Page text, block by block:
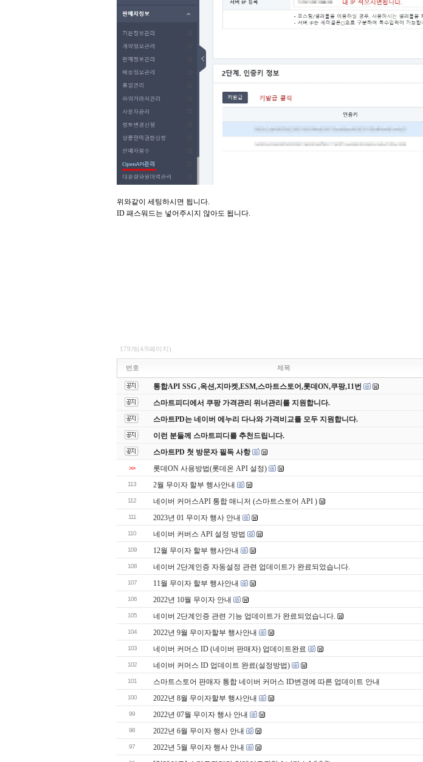
위와같이 세팅하시면 됩니다.
ID 패스워드는 넣어주시지 않아도 됩니다.
179개(4/9페이지)
번호 제목
통합API SSG ,옥션,지마켓,ESM,스마트스토어,롯데ON,쿠팡,11번
스마트피디에서 쿠팡 가격관리 위너관리를 지원합니다.
스마트PD는 네이버 에누리 다나와 가격비교를 모두 지원합니다.
이런 분들께 스마트피디를 추천드립니다.
스마트PD 첫 방문자 필독 사항
>> 롯데ON 사용방법(롯데온 API 설정)
113 2월 무이자 할부 행사안내
112 네이버 커머스API 통합 매니저 (스마트스토어 API )
111 2023년 01 무이자 행사 안내
110 네이버 커버스 API 설정 방법
109 12월 무이자 할부 행사안내
108 네이버 2단계인증 자동설정 관련 업데이트가 완료되었습니다.
107 11월 무이자 할부 행사안내
106 2022년 10월 무이자 안내
105 네이버 2단계인증 관련 기능 업데이트가 완료되었습니다.
104 2022년 9월 무이자할부 행사안내
103 네이버 커머스 ID (네이버 판매자) 업데이트완료
102 네이버 커머스 ID 업데이트 완료(설정방법)
101 스마트스토어 판매자 통합 네이버 커머스 ID변경에 따른 업데이트 안내
100 2022년 8월 무이자할부 행사안내
99 2022년 07월 무이자 행사 안내
98 2022년 6월 무이자 행사 안내
97 2022년 5월 무이자 행사 안내